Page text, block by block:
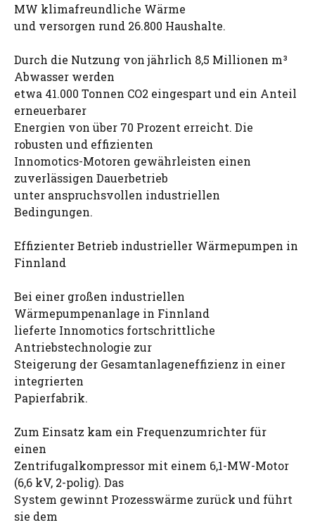
MW klimafreundliche Wärme
und versorgen rund 26.800 Haushalte.
Durch die Nutzung von jährlich 8,5 Millionen m³
Abwasser werden
etwa 41.000 Tonnen CO2 eingespart und ein Anteil
erneuerbarer
Energien von über 70 Prozent erreicht. Die
robusten und effizienten
Innomotics-Motoren gewährleisten einen
zuverlässigen Dauerbetrieb
unter anspruchsvollen industriellen
Bedingungen.
Effizienter Betrieb industrieller Wärmepumpen in
Finnland
Bei einer großen industriellen
Wärmepumpenanlage in Finnland
lieferte Innomotics fortschrittliche
Antriebstechnologie zur
Steigerung der Gesamtanlageneffizienz in einer
integrierten
Papierfabrik.
Zum Einsatz kam ein Frequenzumrichter für
einen
Zentrifugalkompressor mit einem 6,1-MW-Motor
(6,6 kV, 2-polig). Das
System gewinnt Prozesswärme zurück und führt
sie dem